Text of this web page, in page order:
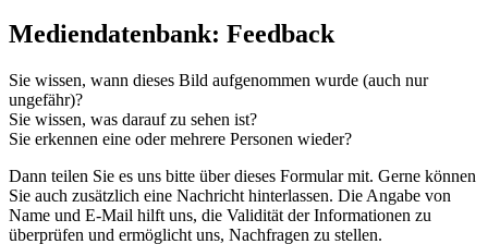
Mediendatenbank: Feedback
Sie wissen, wann dieses Bild aufgenommen wurde (auch nur
ungefähr)?
Sie wissen, was darauf zu sehen ist?
Sie erkennen eine oder mehrere Personen wieder?
Dann teilen Sie es uns bitte über dieses Formular mit. Gerne können
Sie auch zusätzlich eine Nachricht hinterlassen. Die Angabe von
Name und E-Mail hilft uns, die Validität der Informationen zu
überprüfen und ermöglicht uns, Nachfragen zu stellen.